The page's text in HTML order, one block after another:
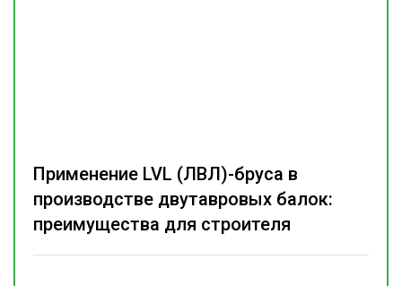
Применение LVL (ЛВЛ)-бруса в
производстве двутавровых балок:
преимущества для строителя